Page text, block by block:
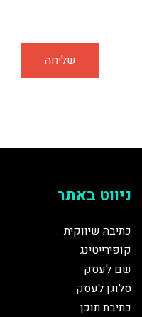
ניווט באתר
כתיבה שיווקית
קופירייטינג
שם לעסק
סלוגן לעסק
כתיבת תוכן